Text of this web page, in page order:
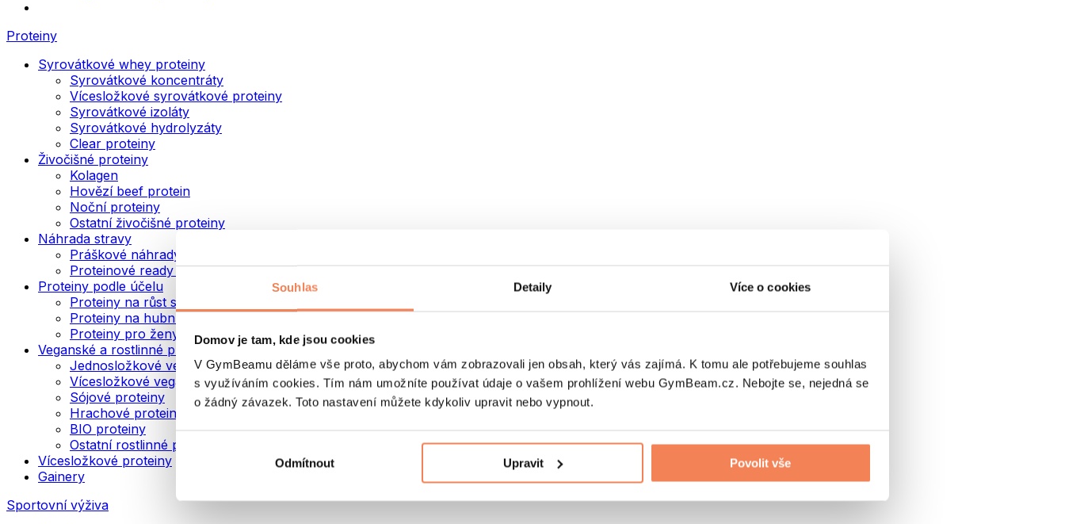
Souhlas Detaily Více o cookies
Domov je tam, kde jsou cookies
V GymBeamu děláme vše proto, abychom vám zobrazovali jen obsah, který vás zajímá. K tomu ale potřebujeme souhlas
s využíváním cookies. Tím nám umožníte používat údaje o vašem prohlížení webu GymBeam.cz. Nebojte se, nejedná se
o žádný závazek. Toto nastavení můžete kdykoliv upravit nebo vypnout.
Odmítnout Upravit Povolit vše
Proteiny
Syrovátkové whey proteiny
Syrovátkové koncentráty
Vícesložkové syrovátkové proteiny
Syrovátkové izoláty
Syrovátkové hydrolyzáty
Clear proteiny
Živočišné proteiny
Kolagen
Hovězí beef protein
Noční proteiny
Ostatní živočišné proteiny
Náhrada stravy
Práškové náhrady stravy
Proteinové ready to drink nápoje
Proteiny podle účelu
Proteiny na růst svalů
Proteiny na hubnutí
Proteiny pro ženy
Veganské a rostlinné proteiny
Jednosložkové veganské proteiny
Vícesložkové veganské proteiny
Sójové proteiny
Hrachové proteiny
BIO proteiny
Ostatní rostlinné proteiny
Vícesložkové proteiny
Gainery
Sportovní výživa